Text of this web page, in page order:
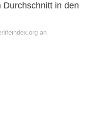
in den
an